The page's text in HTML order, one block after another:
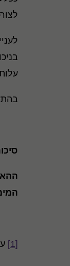
[1] עמ"ה 212/